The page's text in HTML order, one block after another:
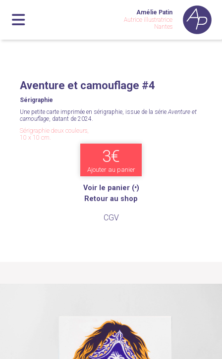
Amélie Patin
Autrice illustratrice
Nantes
Aventure et camouflage #4
Sérigraphie
Une petite carte imprimée en sérigraphie, issue de la sérieAventure et
camouflage, datant de 2024.
Sérigraphie deux couleurs,
10 x 10 cm.
3€
Ajouter au panier
Voir le panier (•)
Retour au shop
CGV